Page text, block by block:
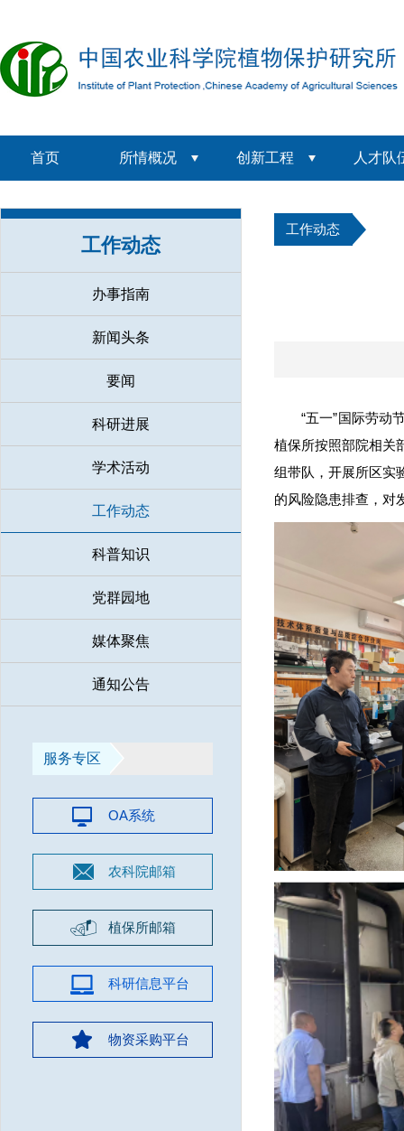
首页 所情概况 创新工程 人才队
工作动态
办事指南
新闻头条
要闻
科研进展
学术活动
工作动态
科普知识
党群园地
媒体聚焦
通知公告
服务专区
OA系统
农科院邮箱
植保所邮箱
科研信息平台
物资采购平台
工作动态
“五一”国际劳动
植保所按照部院相关
组带队，开展所区实
的风险隐患排查，对